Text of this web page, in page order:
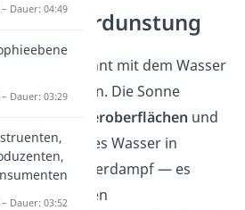
1: Verdunstung
Kreislauf beginnt mit dem Wasser
und Meeren. Die Sonne
Wasseroberflächen und
flüssiges Wasser in
Wasserdampf — es
also seinen
Dauer: 04:49
Dauer: 03:29
Dauer: 03:52